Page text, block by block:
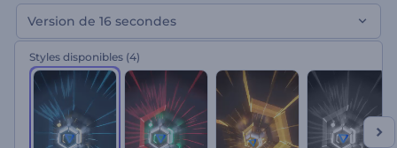
sociales, les projets technologiques, etc. À vous d'essayer !
Version de 16 secondes
Styles disponibles (4)